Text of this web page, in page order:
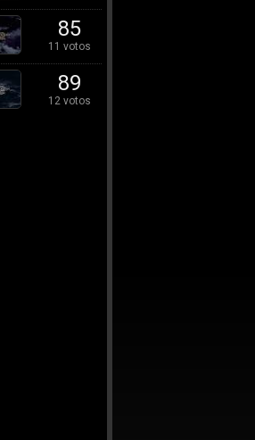
85
11 votos
89
12 votos